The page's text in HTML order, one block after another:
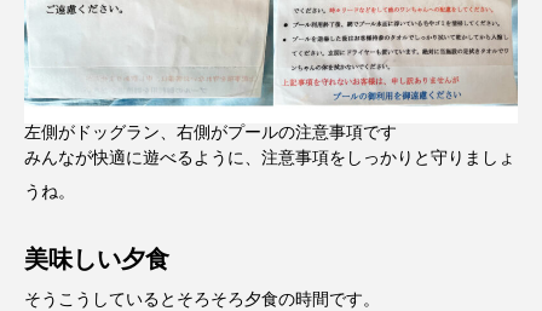
左側がドッグラン、右側がプールの注意事項です
みんなが快適に遊べるように、注意事項をしっかりと守りましょ
うね。
美味しい夕食
そうこうしているとそろそろ夕食の時間です。